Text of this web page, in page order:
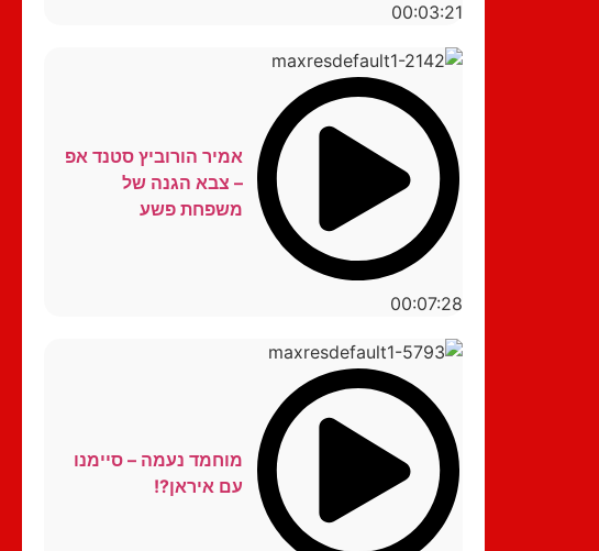
00:03:21
00:07:28
אמיר הורוביץ סטנד אפ
– צבא הגנה של
משפחת פשע
מוחמד נעמה – סיימנו
עם איראן?!